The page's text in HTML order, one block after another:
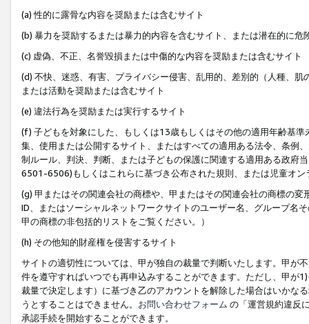
(a) 性的に露骨な内容を奨励または含むサイト
(b) 暴力を奨励するまたは暴力的内容を含むサイト、または潜在的に
(c) 虚偽、不正、名誉毀損または中傷的な内容を奨励または含むサイト
(d) 不快、迷惑、有害、プライバシー侵害、乱用的、差別的（人種、
または活動を奨励または含むサイト
(e) 違法行為を奨励または実行するサイト
(f) 子どもを対象にした、もしくは13歳もしくはその他の適用年齢基
集、使用または公開するサイト、またはすべての適用ある法令、条例
制ルール、判決、判断、または子どもの保護に関連する適用ある政府
6501-6506)もしくはこれらに基づき公布された規則、または児童オン
(g) 甲またはその関連会社の商標や、甲またはその関連会社の商標の
ID、またはソーシャルネットワークサイトのユーザー名、グループ名
甲の商標の非包括的リストをご覧ください。）
(h) その他知的財産権を侵害するサイト
サイトの適切性については、甲が独自の裁量で判断いたします。甲が
件を遵守すればいつでも再申込みすることができます。ただし、甲が
裁量で決定します）に基づき乙のアカウントを解除した場合はいかな
うとすることはできません。 お問い合わせフォーム の「運営規約違反
承認手続を開始することができます。